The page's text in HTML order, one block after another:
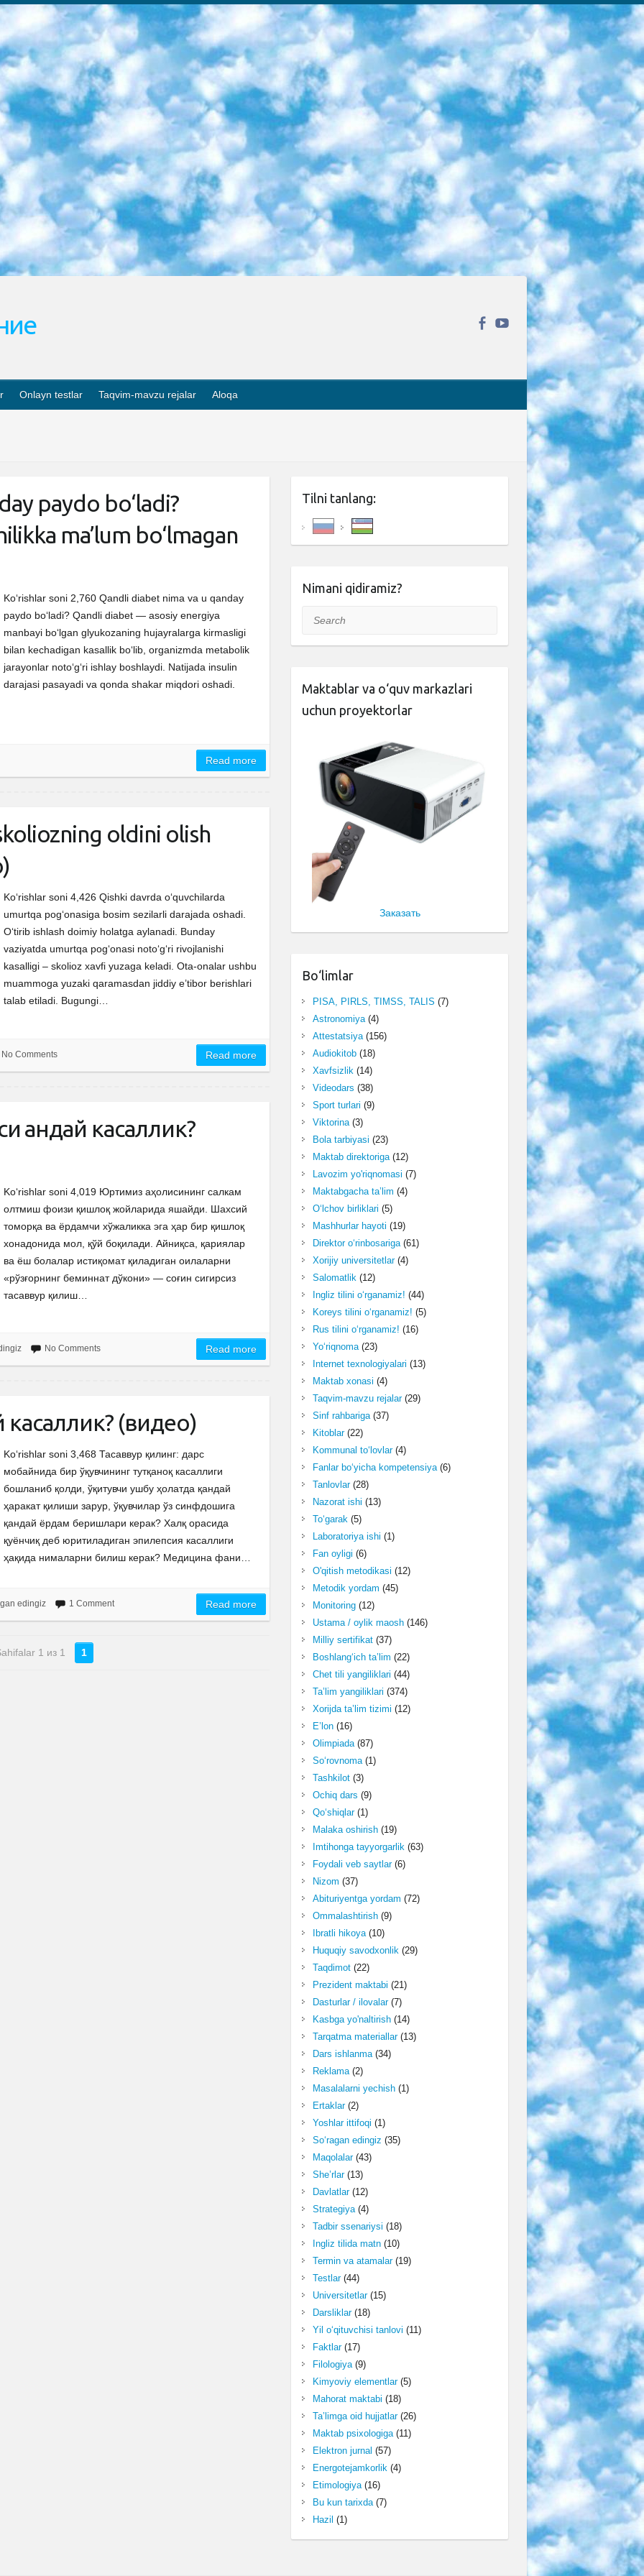
экзамен ориентирован на творческое и логическое мышление при подготовке базы материалов учитывать введение заданий. 5. Следует отметить, что: сертификат государственного образца о знании общеобразовательного предмета и как минимум национальный уровень B1 по предметам на иностранных языках, указанным в Приложении 2. или международно признанный сертификат эквивалентного уровня студенты, изучающие определенный предмет, освобождаются от экзамена; по соответствующим предметам запланирована итоговая государственная аттестация за день до дня, путем жеребьевки Рабочей группой (в письменной форме по предметам, проводимым в форме) из числа сформированных вариантов выбрано 2 варианта; 2 выбранных варианта экзамена анонсированы на официальном сайте министерства и все выпускники по всей стране на основе этих вариантов проводит итоговую государственную аттестацию. 6. Государственное образование учащихся средних общеобразовательных учреждений. знания в соответствии с квалификационными требованиями, которые необходимо приобрести на основании стандартов итоговый (выпускной) контроль для 9 и 11 классов в целях тестирования Экзамены (далее – экзамены) состоят из предметов, перечисленных в приложении 1. будет сделано. 7. Экзамены пройдут с 26 мая по 15 июня 2024 г. (кроме науки физического воспитания). 8. Физическая для учащихся 9 классов общесредних образовательных учреждений. Экзамены по предмету «Образование, квалификация медицина» 1-6 мая 2024 года. сотрудники перевести под присмотр (с отклонениями в физическом или умственном развитии) специализированная школа для детей, школы-интернаты и со сколиозом школы-интернаты санаторного типа для больных детей исключены). 9. Он был слепым, слабовидящим и имел нарушения опорно-двигательного аппарата. экзамены в специализированных школах и интернатах для детей должны проводиться исходя из требований, предъявляемых к общеобразовательным учреждениям (физкультура кроме науки). 10. Специализированная школа для глухих и слабослышащих детей. и экзамены в интернатах и быть реализован в виде письменного теста по математике. 11. Специальность для умственно отсталых детей. Для 9 класса Родной язык и литературное письмо Государственный язык (язык обучения – узбекский). для неклассов) написано Математическое письмо Письменная/устная история Узбекистана Физическое воспитание практично Итоговый контроль Для 11 класса Написание родного языка и литературы (эссе) Математическое письмо Узбекский язык (обучение на узбекском языке) не посещающее общее среднее образование для учреждений)/Образовательное учреждение выбор письменный и устный Иностранный язык письменный/устный Письменная/устная история Узбекистана *По выбору студента:  Химия  Физика  Основы государственного права  География 10 бесплатных образовательных ресурсов - Мы составили подборку онлайн-проектов с интерактивными упражнениями, видеолекциями и статьями. Они помогут вам обрести новые и освежить старые знания бесплатно. 1. «ИНТУИТ» Старейшая образовательная площадка Рунета. Здесь вы найдёте сотни текстовых и видеокурсов на десятки различных тем — от программирования до психологии. Многие курсы подготовлены российскими университетами и крупными международными компаниями вроде Intel и Microsoft. Самостоятельное обучение бесплатное, но желающие могут оплатить услуги персональных наставников. 2. «Смартия» знакомит с актуальными профессиями и подсказывает, как им обучаться. Выбрав заинтересовавшую вас специальность — SMM-специалист, фотограф, веб-дизайнер или другую, — увидите список необходимых для неё умений. Чтобы вы могли освоить их самостоятельно, для каждого умения площадка отображает подборку ссылок на учебные материалы. Хотя «Смартия» ориентируется на русскоязычную аудиторию, часть контента всё же доступна только на английском. 3. «Лекторий Физтеха» Проект Московского физико-технического института (Физтеха). С его помощью вы можете смотреть онлайн серии лекций, записанные на видео в этом вузе. В числе доступных предметов — физика, биология, химия, информационные технологии и другие. К некоторым лекциям администрация ресурса прилагает готовые конспекты, которые можно скачивать в PDF-формате. 4. ITMOcourses Онлайн-площадка Санкт-Петербургского национального исследовательского университета информационных технологий, механики и оптики (ИТМО). Ресурс предоставляет свободный доступ к курсам, разработанным в этом вузе. Каталог материалов разбит на четыре категории: «Оптические системы и технологии», «Приборостроение и робототехника», «Информационные технологии» и «Биотехнологии». Курсы состоят из видеолекций, интерактивных демонстраций и заданий. 5. «КиберЛенинка» Электронная научная библиотека открытого доступа. Каталог площадки регулярно обрастает текстами статей из различных научных изданий. Сгруппированные по журналам и рубрикам публикации можно читать онлайн или скачивать целиком в PDF-формате. Проект нацелен на популяризацию науки за счёт открытого доступа к качественной информации. 6. «ПостНаука» На этом ресурсе публикуют подборки видеолекций, составленные экспертами из разных отраслей и объединённые общими темами. Среди них, к примеру, есть серии «Биоинформатика и геномика», «Культура средневековой Скандинавии» и Cinema Studies о теории кино. Каждая подборка лекций — логически связанная история, рассказанная экспертом от первого лица. Кроме того, на сайте появляются научно-образовательные статьи и тесты на разные темы. 7. «Newочём» Команда проекта «Newочём» отбирает самые интересные тексты из англоязычных СМИ и переводит те из них, за которые голосуют участники сообщества «ВКонтакте». По большей части это научно-популярные статьи. Редакторы придумывают лишь заголовки, в остальном содержание переводов соответствует оригиналам. Полные тексты можно читать прямо в социальной сети. 8. InternetUrok Онлайн-база материалов по основным дисциплинам школьной программы. Информация на сайте структурирована по классам, предметам и темам (урокам). Каждый урок состоит из видеолекций и конспектов. Есть также интерактивные тренажёры и тесты для закрепления пройденного материала. Даже если вы давно окончили школу, возможность повторить программу старших классов всегда может пригодиться. 9. Edutainme Ещё один ресурс об образовании. В отличие от Newtonew, как мне кажется, Edutainme больше ориентируется на представителей индустрии: педагогов, предпринимателей, разработчиков образовательных проектов. Но и любой, кто просто стремится к саморазвитию, найдёт на сайте много полезного и интересного для себя. Например, информацию о новых курсах и образовательных сервисах. 10. Newtonew Онлайн-медиа об образовании и обучении в широком смысле. Авторы Newtonew пишут об инструментах, заведениях, тактиках и стратегиях, которые помогают учить других и получать новые знания самостоятельно. На этой площадке вы найдёте новости, обзоры, аналитические мат
Onlayn testlar Taqvim-mavzu rejalar Aloqa
paydo bo‘ladi?
ma’lum bo‘lmagan
Ko‘rishlar soni 2,760 Qandli diabet nima va u qanday
paydo bo‘ladi? Qandli diabet ­— asosiy energiya
manbayi bo‘lgan glyukozaning hujayralarga kirmasligi
bilan kechadigan kasallik bo‘lib, organizmda metabolik
jarayonlar noto‘g‘ri ishlay boshlaydi. Natijada insulin
darajasi pasayadi va qonda shakar miqdori oshadi.
Read more
oldini olish
Ko‘rishlar soni 4,426 Qishki davrda o‘quvchilarda
umurtqa pog‘onasiga bosim sezilarli darajada oshadi.
O‘tirib ishlash doimiy holatga aylanadi. Bunday
vaziyatda umurtqa pog‘onasi noto‘g‘ri rivojlanishi
kasalligi – skolioz xavfi yuzaga keladi. Ota-onalar ushbu
muammoga yuzaki qaramasdan jiddiy e’tibor berishlari
talab etiladi. Bugungi…
No Comments Read more
қандай касаллик?
Ko‘rishlar soni 4,019 Юртимиз аҳолисининг салкам
олтмиш фоизи қишлоқ жойларида яшайди. Шахсий
томорқа ва ёрдамчи хўжаликка эга ҳар бир қишлоқ
хонадонида мол, қўй боқилади. Айниқса, қариялар
ва ёш болалар истиқомат қиладиган оилаларни
«рўзғорнинг беминнат дўкони» — соғин сигирсиз
тасаввур қилиш…
No Comments Read more
касаллик? (видео)
Ko‘rishlar soni 3,468 Тасаввур қилинг: дарс
мобайнида бир ўқувчининг тутқаноқ касаллиги
бошланиб қолди, ўқитувчи ушбу ҳолатда қандай
ҳаракат қилиши зарур, ўқувчилар ўз синфдошига
қандай ёрдам беришлари керак? Халқ орасида
қуёнчиқ деб юритиладиган эпилепсия касаллиги
ҳақида нималарни билиш керак? Медицина фани…
edingiz 1 Comment Read more
1 из 1 1
Tilni tanlang:
Nimani qidiramiz?
Search
Maktablar va o‘quv markazlari
uchun proyektorlar
Заказать
Bo‘limlar
PISA, PIRLS, TIMSS, TALIS (7)
Astronomiya(4)
Attestatsiya(156)
Audiokitob(18)
Xavfsizlik(14)
Videodars (38)
Sport turlari (9)
Viktorina(3)
Bola tarbiyasi (23)
Maktab direktoriga(12)
Lavozim yo'riqnomasi (7)
Maktabgacha ta’lim (4)
O‘lchov birliklari (5)
Mashhurlar hayoti (19)
Direktor o‘rinbosariga(61)
Xorijiy universitetlar(4)
Salomatlik(12)
Ingliz tilini o‘rganamiz! (44)
Koreys tilini o‘rganamiz! (5)
Rus tilini o‘rganamiz! (16)
Yo‘riqnoma(23)
Internet texnologiyalari (13)
Maktab xonasi (4)
Taqvim-mavzu rejalar(29)
Sinf rahbariga(37)
Kitoblar(22)
Kommunal to‘lovlar(4)
Fanlar bo‘yicha kompetensiya(6)
Tanlovlar(28)
Nazorat ishi (13)
To‘garak(5)
Laboratoriya ishi (1)
Fan oyligi (6)
O'qitish metodikasi (12)
Metodik yordam (45)
Monitoring(12)
Ustama / oylik maosh(146)
Milliy sertifikat(37)
Boshlang‘ich ta’lim (22)
Chet tili yangiliklari (44)
Ta’lim yangiliklari (374)
Xorijda ta’lim tizimi (12)
E’lon(16)
Olimpiada(87)
So‘rovnoma(1)
Tashkilot(3)
Ochiq dars (9)
Qo‘shiqlar(1)
Malaka oshirish(19)
Imtihonga tayyorgarlik(63)
Foydali veb saytlar(6)
Nizom (37)
Abituriyentga yordam (72)
Ommalashtirish(9)
Ibratli hikoya(10)
Huquqiy savodxonlik(29)
Taqdimot(22)
Prezident maktabi (21)
Dasturlar / ilovalar(7)
Kasbga yo'naltirish(14)
Tarqatma materiallar(13)
Dars ishlanma(34)
Reklama(2)
Masalalarni yechish(1)
Ertaklar(2)
Yoshlar ittifoqi (1)
So‘ragan edingiz (35)
Maqolalar(43)
She’rlar(13)
Davlatlar(12)
Strategiya(4)
Tadbir ssenariysi (18)
Ingliz tilida matn(10)
Termin va atamalar(19)
Testlar(44)
Universitetlar(15)
Darsliklar(18)
Yil o‘qituvchisi tanlovi (11)
Faktlar(17)
Filologiya(9)
Kimyoviy elementlar(5)
Mahorat maktabi (18)
Ta’limga oid hujjatlar(26)
Maktab psixologiga(11)
Elektron jurnal (57)
Energotejamkorlik(4)
Etimologiya(16)
Bu kun tarixda(7)
Hazil (1)